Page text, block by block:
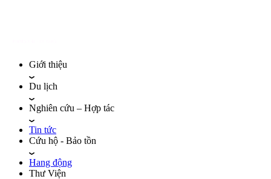
Giới thiệu
Du lịch
Nghiên cứu – Hợp tác
Tin tức
Cứu hộ - Bảo tồn
Hang động
Thư Viện